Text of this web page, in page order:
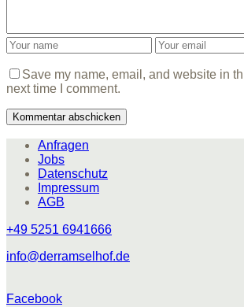
Save my name, email, and website in
next time I comment.
Anfragen
Jobs
Datenschutz
Impressum
AGB
+49 5251 6941666
info@derramselhof.de
Facebook